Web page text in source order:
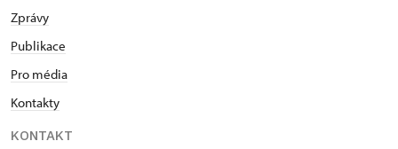
Zprávy
Publikace
Pro média
Kontakty
KONTAKT